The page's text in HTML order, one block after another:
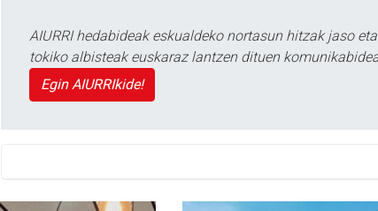
AIURRI hedabideak eskualdeko nortasun hitzak jaso
tokiko albisteak euskaraz lantzen dituen
Egin AIURRIkide!